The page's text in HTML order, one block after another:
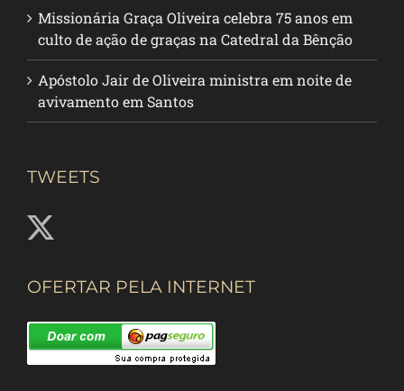
Missionária Graça Oliveira celebra 75 anos em
culto de ação de graças na Catedral da Bênção
Apóstolo Jair de Oliveira ministra em noite de
avivamento em Santos
TWEETS
OFERTAR PELA INTERNET